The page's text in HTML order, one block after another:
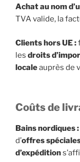
Achat au nom
TVA valide, la
Clients hors UE :
les droits
localeauprès de
Coûts de
Bains nordiques :
d’offres
d’expédition